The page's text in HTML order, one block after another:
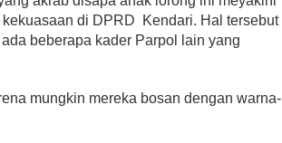
di DPRD Kendari. Hal tersebut
beberapa kader Parpol lain yang
mungkin mereka bosan dengan warna-